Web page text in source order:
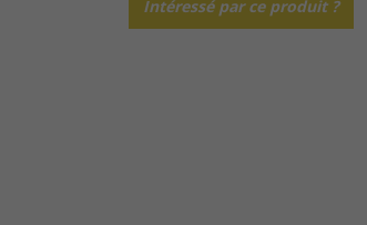
Intéressé par ce produit ?